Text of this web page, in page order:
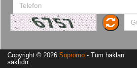
Copyright © 2026 Sopromo - Tüm hakları
saklıdır.